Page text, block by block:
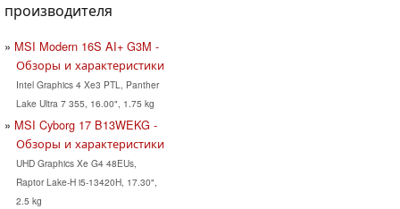
производителя
MSI Modern 16S AI+ G3M -
Обзоры и характеристики
Intel Graphics 4 Xe3 PTL, Panther
Lake Ultra 7 355, 16.00", 1.75 kg
MSI Cyborg 17 B13WEKG -
Обзоры и характеристики
UHD Graphics Xe G4 48EUs,
Raptor Lake-H i5-13420H, 17.30",
2.5 kg